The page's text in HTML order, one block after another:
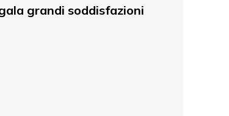
grandi soddisfazioni